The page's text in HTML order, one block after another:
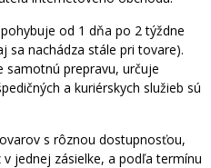
od 1 dňa po 2 týždne
sa nachádza stále pri tovare).
samotnú prepravu, určuje
a kuriérskych služieb sú
s rôznou dostupnosťou,
jednej zásielke, a podľa termínu